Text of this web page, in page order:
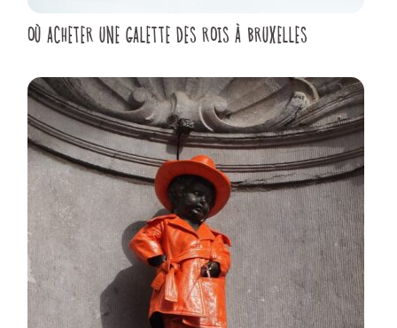
OÙ ACHETER UNE GALETTE DES ROIS À BRUXELLES